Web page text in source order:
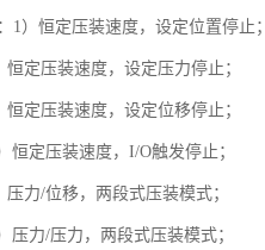
1）恒定压装速度，设定位置停止；
压装速度，设定压力停止；
压装速度，设定位移停止；
压装速度，I/O触发停止；
/位移，两段式压装模式；
/压力，两段式压装模式；